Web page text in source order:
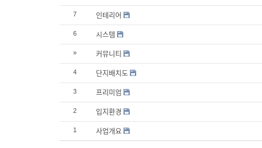
7 인테리어
6 시스템
» 커뮤니티
4 단지배치도
3 프리미엄
2 입지환경
1 사업개요